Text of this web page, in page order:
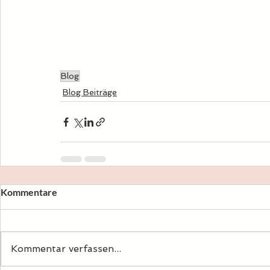
Blog
Blog Beiträge
Kommentare
Kommentar verfassen...